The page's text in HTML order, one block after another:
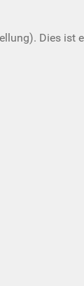
Dies ist